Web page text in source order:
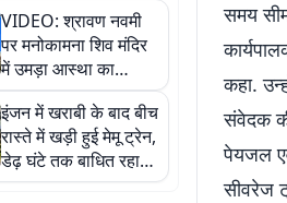
VIDEO: श्रावण नवमी
पर मनोकामना शिव मंदिर
में उमड़ा आस्था का
सैलाब, हर-हर महादेव के
जयघोष से गूंजा परिसर
इंजन में खराबी के बाद बीच
रास्ते में खड़ी हुई मेमू ट्रेन,
डेढ़ घंटे तक बाधित रहा
आवागमन
समय
कहा.
संवेदक
पेयजल
सीवरेज